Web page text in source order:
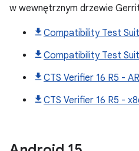
w wewnętrznym drzewie
Compatibility Test
Compatibility Test
CTS Verifier 16 R5 -
CTS Verifier 16 R5 -